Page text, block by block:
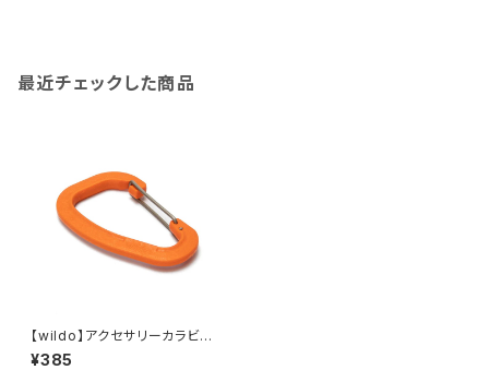
最近チェックした商品
【wildo】アクセサリーカラビナ
(オレンジ)
¥385